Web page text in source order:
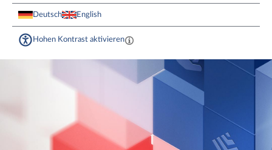
Deutsch English
Hohen Kontrast aktivieren